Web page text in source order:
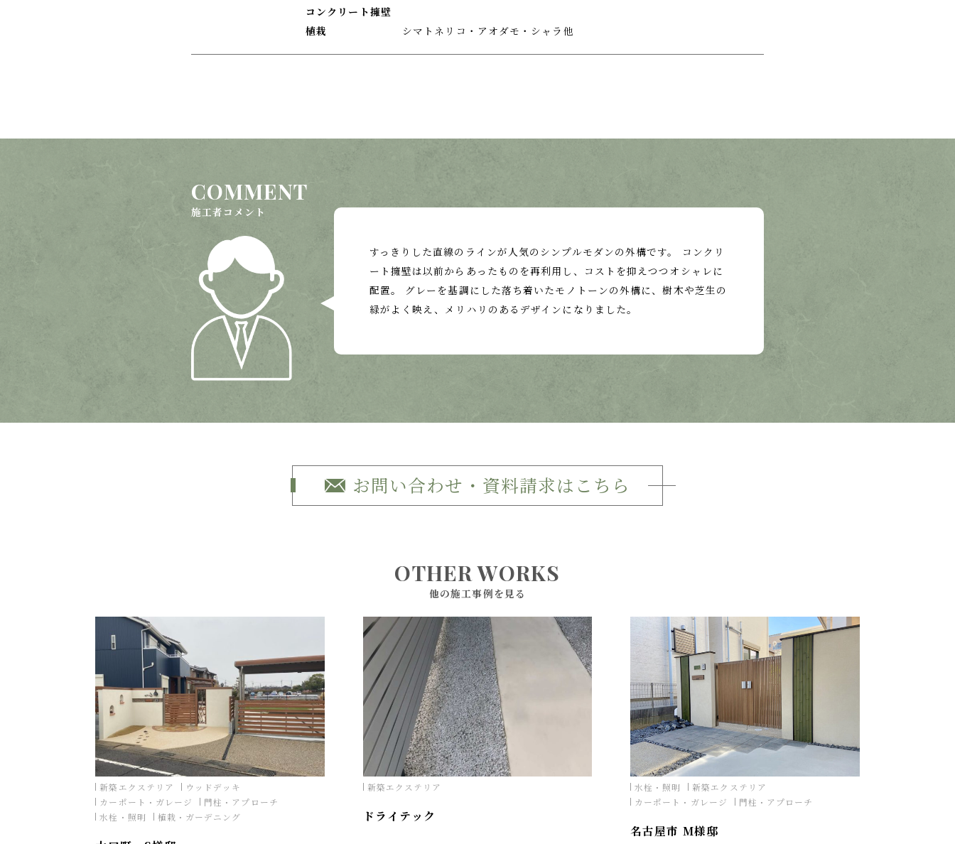
コンクリート擁壁
植栽 シマトネリコ・アオダモ・シャラ他
COMMENT
施工者コメント
すっきりした直線のラインが人気のシンプルモダンの外構です。 コンクリ
ート擁壁は以前からあったものを再利用し、コストを抑えつつオシャレに
配置。 グレーを基調にした落ち着いたモノトーンの外構に、樹木や芝生の
緑がよく映え、メリハリのあるデザインになりました。
お問い合わせ・資料請求はこちら
OTHER WORKS
他の施工事例を見る
新築エクステリア
ウッドデッキ
カーポート・ガレージ
門柱・アプローチ
水栓・照明
植栽・ガーデニング
新築エクステリア
ドライテック
水栓・照明
新築エクステリア
カーポート・ガレージ
門柱・アプローチ
名古屋市 M様邸